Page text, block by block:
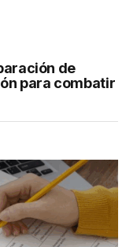
de
para combatir